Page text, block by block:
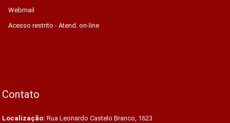
Webmail
Acesso restrito - Atend. on-line
Contato
Localização: Rua Leonardo Castelo Branco, 1623